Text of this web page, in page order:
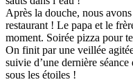
Après la douche, nous
restaurant ! Le papa et le
moment. Soirée pizza pour
On finit par une veillée
suivie d’une dernière
sous les étoiles !